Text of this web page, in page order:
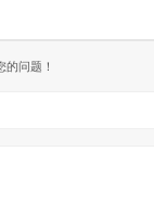
问题！